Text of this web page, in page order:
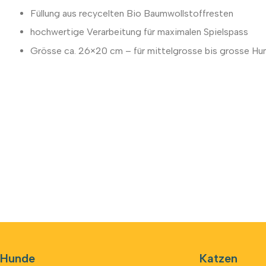
Füllung aus recycelten Bio Baumwollstoffresten
hochwertige Verarbeitung für maximalen Spielspass
Grösse ca. 26×20 cm – für mittelgrosse bis grosse
Hunde Katzen